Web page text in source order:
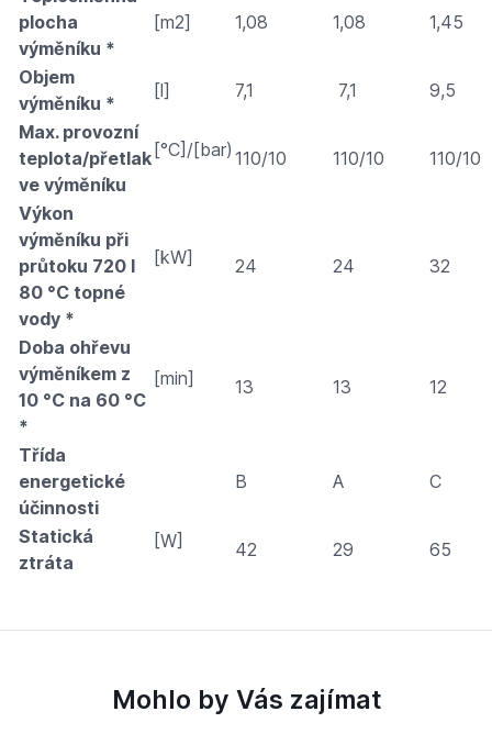
plocha
výměníku *
[m2] 1,08 1,08 1,45
Objem
výměníku *
[l] 7,1 7,1
9,5
Max. provozní
teplota/přetlak
ve výměníku
[°C]/[bar) 110/10 110/10 110/10
Výkon
výměníku při
průtoku 720 l
80 °C topné
vody *
[kW] 24 24 32
Doba ohřevu
výměníkem z
10 °C na 60 °C
*
[min] 13 13 12
Třída
energetické
účinnosti
B A C
Statická
ztráta
[W] 42 29 65
Mohlo by Vás zajímat